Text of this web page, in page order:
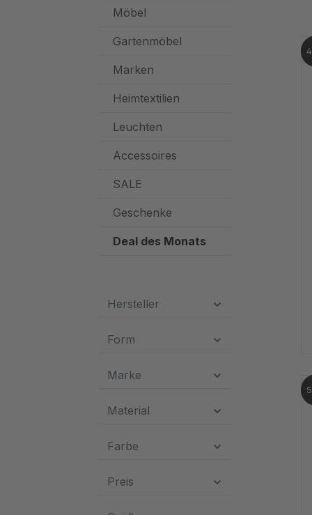
Möbel
Gartenmöbel
Marken
Heimtextilien
Leuchten
Accessoires
SALE
Geschenke
Deal des Monats
Hersteller
Form
Marke
Material
Farbe
Preis